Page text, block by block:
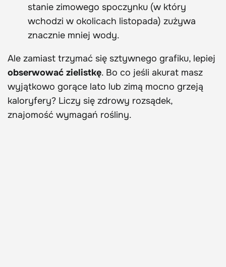
stanie zimowego spoczynku (w który
wchodzi w okolicach listopada) zużywa
znacznie mniej wody.
Ale zamiast trzymać się sztywnego grafiku, lepiej
obserwować zielistkę. Bo co jeśli akurat masz
wyjątkowo gorące lato lub zimą mocno grzeją
kaloryfery? Liczy się zdrowy rozsądek,
znajomość wymagań rośliny.